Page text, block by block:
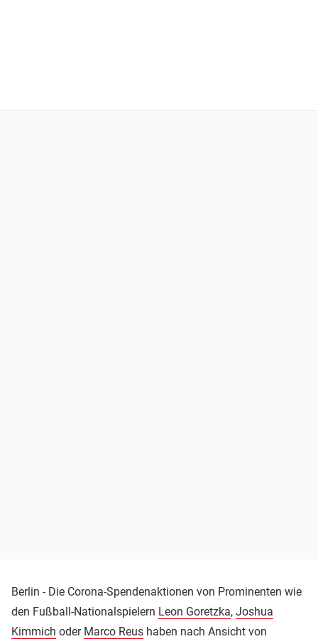
Berlin - Die Corona-Spendenaktionen von Prominenten wie
den Fußball-Nationalspielern Leon Goretzka, Joshua
Kimmich oder Marco Reus haben nach Ansicht von